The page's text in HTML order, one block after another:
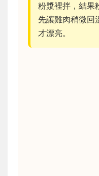
粉漿裡拌，結果
先讓雞肉稍微回
才漂亮。